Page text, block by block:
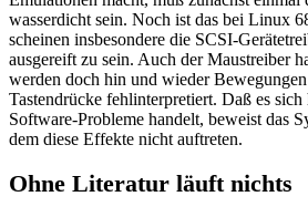
wasserdicht sein. Noch ist das bei Linux
scheinen insbesondere die SCSI-
ausgereift zu sein. Auch der Maustreiber
werden doch hin und wieder
Tastendrücke fehlinterpretiert. Daß es
Software-Probleme handelt, beweist das
dem diese Effekte nicht auftreten.
Ohne Literatur läuft nichts